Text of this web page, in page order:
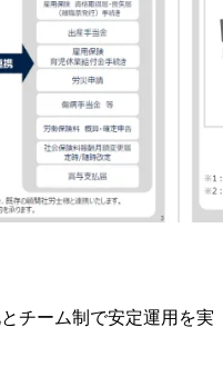
チーム制で安定運用を実